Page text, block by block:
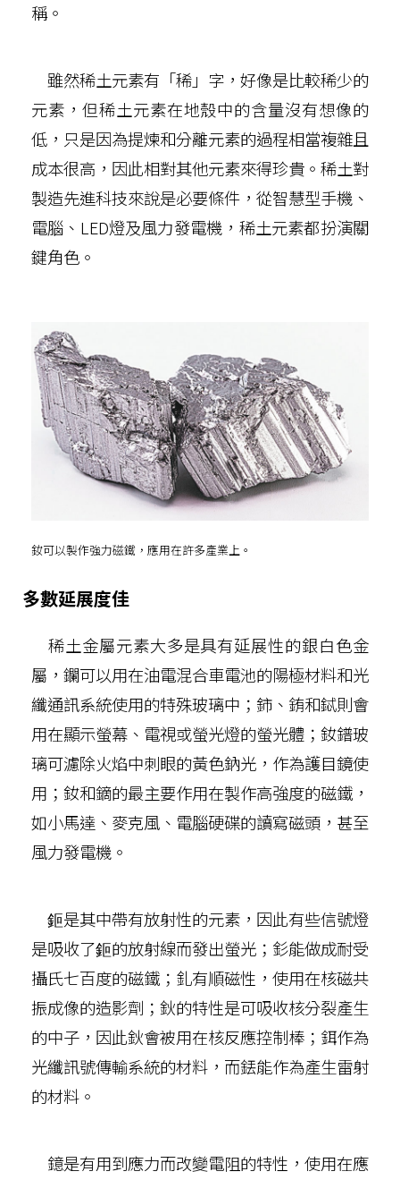
稱。
雖然稀土元素有「稀」字，好像是比較稀少的
元素，但稀土元素在地殼中的含量沒有想像的
低，只是因為提煉和分離元素的過程相當複雜且
成本很高，因此相對其他元素來得珍貴。稀土對
製造先進科技來說是必要條件，從智慧型手機、
電腦、LED燈及風力發電機，稀土元素都扮演關
鍵角色。
釹可以製作強力磁鐵，應用在許多產業上。
多數延展度佳
稀土金屬元素大多是具有延展性的銀白色金
屬，鑭可以用在油電混合車電池的陽極材料和光
纖通訊系統使用的特殊玻璃中；鈰、銪和鋱則會
用在顯示螢幕、電視或螢光燈的螢光體；釹鐠玻
璃可濾除火焰中刺眼的黃色鈉光，作為護目鏡使
用；釹和鏑的最主要作用在製作高強度的磁鐵，
如小馬達、麥克風、電腦硬碟的讀寫磁頭，甚至
風力發電機。
鉕是其中帶有放射性的元素，因此有些信號燈
是吸收了鉕的放射線而發出螢光；釤能做成耐受
攝氏七百度的磁鐵；釓有順磁性，使用在核磁共
振成像的造影劑；鈥的特性是可吸收核分裂產生
的中子，因此鈥會被用在核反應控制棒；鉺作為
光纖訊號傳輸系統的材料，而銩能作為產生雷射
的材料。
鐿是有用到應力而改變電阻的特性，使用在應